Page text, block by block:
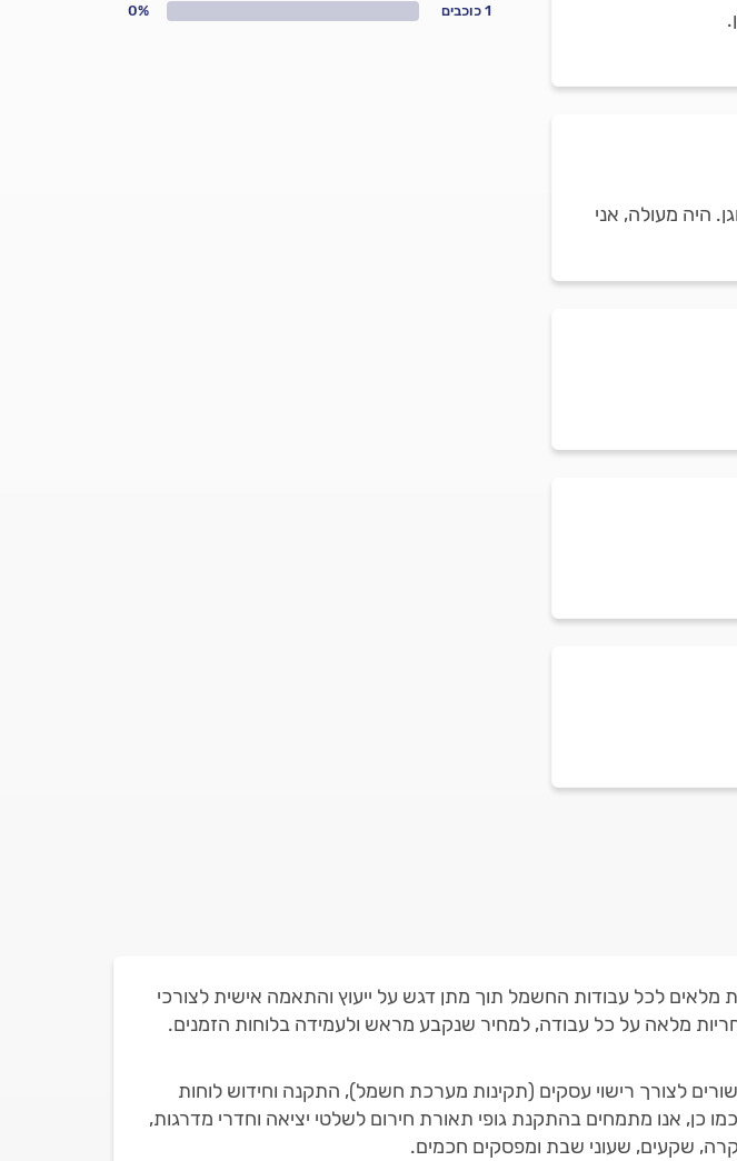
1 כוכבים 0%
היה מעולה, אני
לכל עבודות החשמל תוך מתן דגש על ייעוץ והתאמה אישית לצורכי
מלאה על כל עבודה, למחיר שנקבע מראש ולעמידה בלוחות הזמנים.
לצורך רישוי עסקים (תקינות מערכת חשמל), התקנה וחידוש לוחות
כן, אנו מתמחים בהתקנת גופי תאורת חירום לשלטי יציאה וחדרי מדרגות,
שקעים, שעוני שבת ומפסקים חכמים.